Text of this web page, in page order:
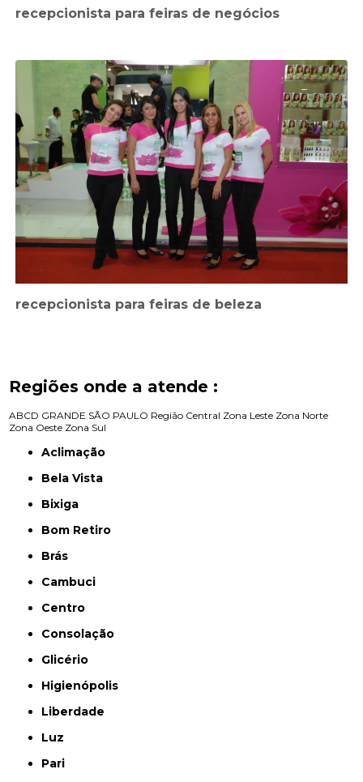
recepcionista para feiras de negócios
recepcionista para feiras de beleza
Regiões onde a atende :
ABCD GRANDE SÃO PAULO Região Central Zona Leste Zona Norte
Zona Oeste Zona Sul
Aclimação
Bela Vista
Bixiga
Bom Retiro
Brás
Cambuci
Centro
Consolação
Glicério
Higienópolis
Liberdade
Luz
Pari